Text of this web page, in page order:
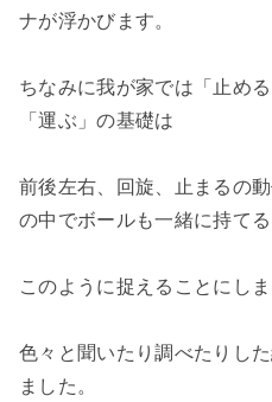
ナが浮かびます。
ちなみに我が家では「止め
「運ぶ」の基礎は
前後左右、回旋、止まるの
の中でボールも一緒に持てる
このように捉えることにしま
色々と聞いたり調べたりし
ました。